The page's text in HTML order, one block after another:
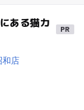
ある猫カ